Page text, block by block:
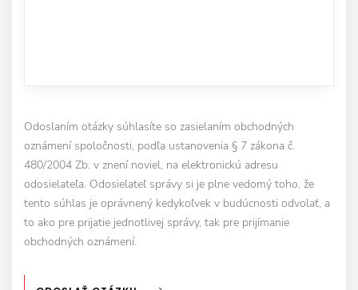
Odoslaním otázky súhlasíte so zasielaním obchodných
oznámení spoločnosti, podľa ustanovenia § 7 zákona č.
480/2004 Zb. v znení noviel, na elektronickú adresu
odosielateľa. Odosielateľ správy si je plne vedomý toho, že
tento súhlas je oprávnený kedykoľvek v budúcnosti odvolať, a
to ako pre prijatie jednotlivej správy, tak pre prijímanie
obchodných oznámení.